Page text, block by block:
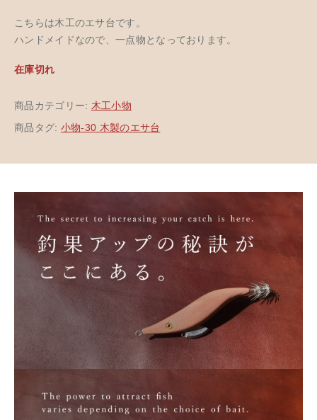
こちらは木工のエサ台です。
ハンドメイドなので、一点物となっております。
在庫切れ
商品カテゴリー: 木工小物
商品タグ: 小物-30 木製のエサ台